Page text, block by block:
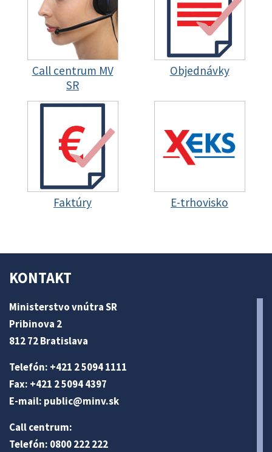
Call centrum MV
SR
Objednávky
Faktúry E-trhovisko
KONTAKT
Ministerstvo vnútra SR
Pribinova 2
812 72 Bratislava
Telefón: +421 2 5094 1111
Fax: +421 2 5094 4397
E-mail: public@minv.sk
Call centrum:
Telefón: 0800 222 222